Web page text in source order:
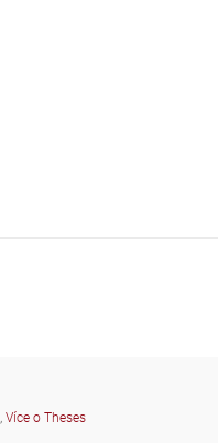
, Více o Theses